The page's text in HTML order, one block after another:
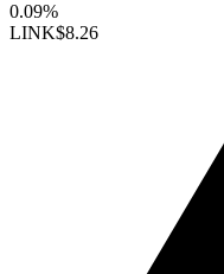
0.09%
LINK$8.26